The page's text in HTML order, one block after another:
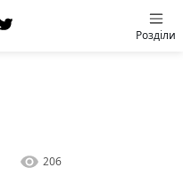
Розділи
206